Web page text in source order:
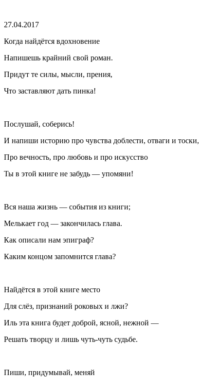
27.04.2017
Когда найдётся вдохновение
Напишешь крайний свой роман.
Придут те силы, мысли, прения,
Что заставляют дать пинка!
Послушай, соберись!
И напиши историю про чувства доблести, отваги и тоски,
Про вечность, про любовь и про искусство
Ты в этой книге не забудь — упомяни!
Вся наша жизнь — события из книги;
Мелькает год — закончилась глава.
Как описали нам эпиграф?
Каким концом запомнится глава?
Найдётся в этой книге место
Для слёз, признаний роковых и лжи?
Иль эта книга будет доброй, ясной, нежной —
Решать творцу и лишь чуть-чуть судьбе.
Пиши, придумывай, меняй